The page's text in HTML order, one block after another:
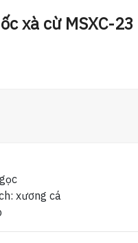
xà cừ MSXC-23
xương cá